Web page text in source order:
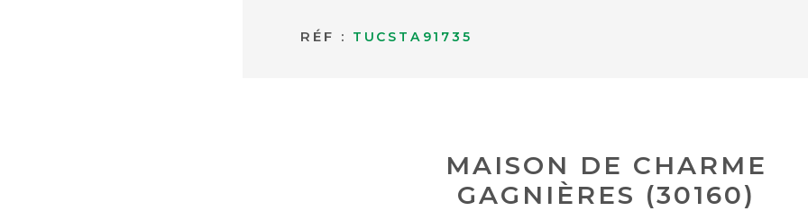
RÉF : TUCSTA91735
MAISON DE CHARME
GAGNIÈRES (30160)